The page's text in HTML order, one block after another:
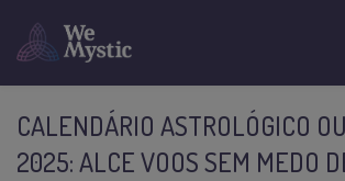
CALENDÁRIO ASTROLÓGICO
2025: ALCE VOOS SEM MEDO